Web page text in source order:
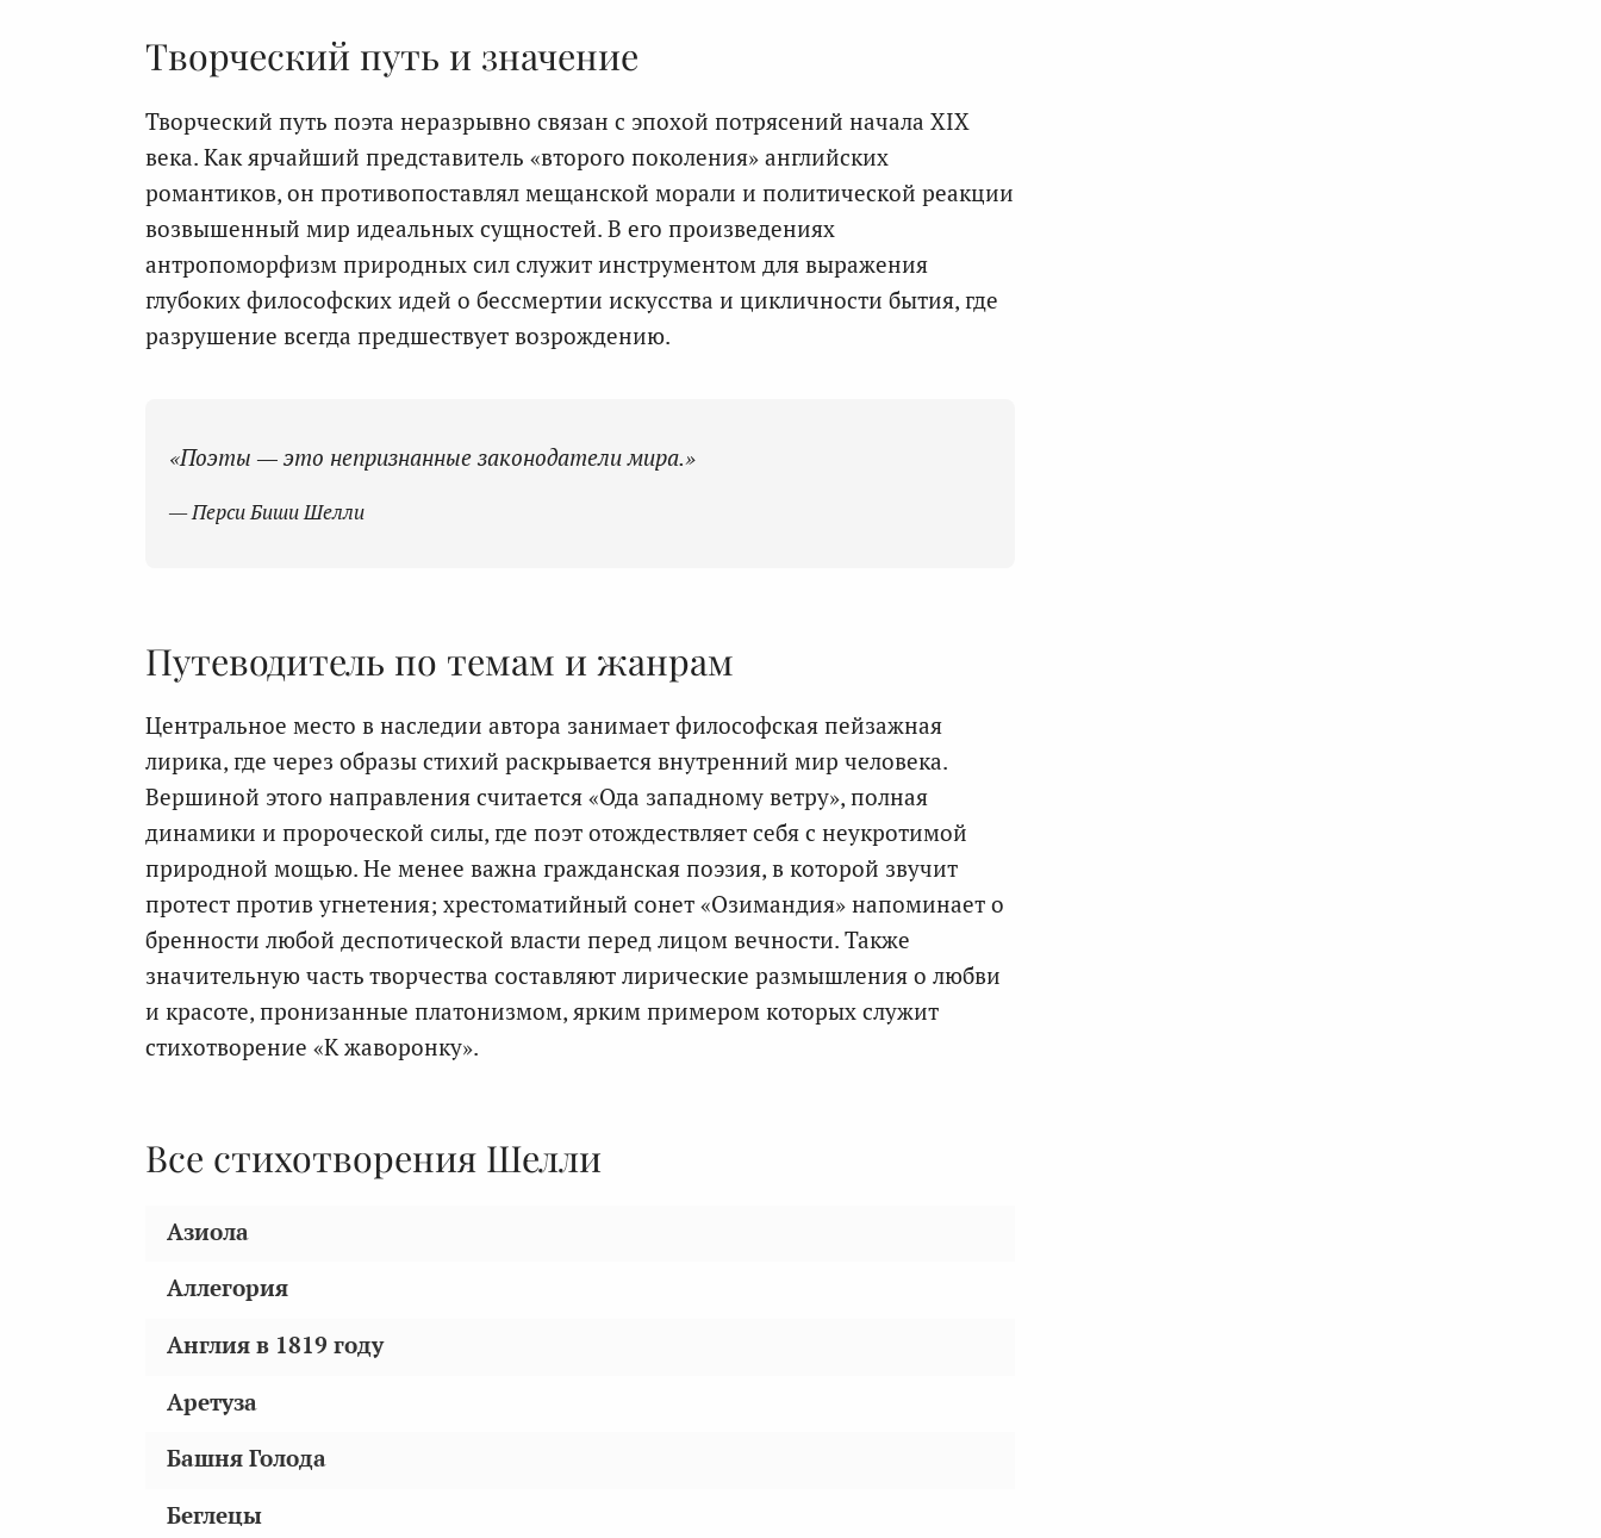
Творческий путь и значение
Творческий путь поэта неразрывно связан с эпохой потрясений начала XIX
века. Как ярчайший представитель «второго поколения» английских
романтиков, он противопоставлял мещанской морали и политической реакции
возвышенный мир идеальных сущностей. В его произведениях
антропоморфизм природных сил служит инструментом для выражения
глубоких философских идей о бессмертии искусства и цикличности бытия, где
разрушение всегда предшествует возрождению.
«Поэты — это непризнанные законодатели мира.»
— Перси Биши Шелли
Путеводитель по темам и жанрам
Центральное место в наследии автора занимает философская пейзажная
лирика, где через образы стихий раскрывается внутренний мир человека.
Вершиной этого направления считается «Ода западному ветру», полная
динамики и пророческой силы, где поэт отождествляет себя с неукротимой
природной мощью. Не менее важна гражданская поэзия, в которой звучит
протест против угнетения; хрестоматийный сонет «Озимандия» напоминает о
бренности любой деспотической власти перед лицом вечности. Также
значительную часть творчества составляют лирические размышления о любви
и красоте, пронизанные платонизмом, ярким примером которых служит
стихотворение «К жаворонку».
Все стихотворения Шелли
Азиола
Аллегория
Англия в 1819 году
Аретуза
Башня Голода
Беглецы